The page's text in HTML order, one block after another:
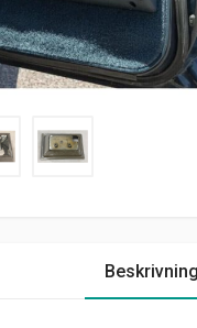
Beskrivning